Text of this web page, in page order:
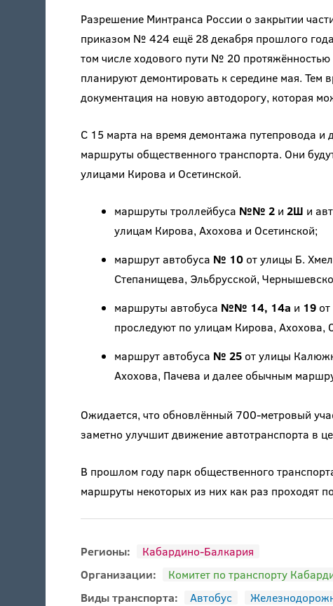
Разрешение Минтранса России о закрытии
приказом № 424 ещё 28 декабря прошлого
том числе ходового пути № 20 протяжённостью
планируют демонтировать к середине мая. Тем
документация на новую автодорогу, которая
С 15 марта на время демонтажа путепровода и
маршруты общественного транспорта. Они
улицами Кирова и Осетинской.
маршруты троллейбуса №№ 2и 2Ш и
улицам Кирова, Ахохова и Осетинской;
маршрут автобуса № 10от улицы Б.
Степанищева, Эльбрусской,
маршруты автобуса №№ 14, 14а и 19от
проследуют по улицам Кирова, Ахохова,
маршрут автобуса № 25от улицы
Ахохова, Пачева и далее обычным
Ожидается, что обновлённый 700-метровый
заметно улучшит движение автотранспорта в
В прошлом году парк общественного
маршруты некоторых из них как раз проходят
Регионы:
Кабардино-Балкария
Организации:
Комитет по транспорту
Виды транспорта:
Автобус